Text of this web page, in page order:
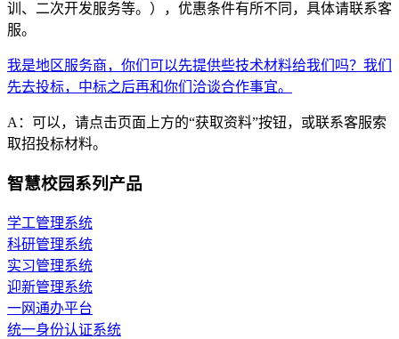
训、二次开发服务等。），优惠条件有所不同，具体请联系客
服。
我是地区服务商，你们可以先提供些技术材料给我们吗？我们
先去投标，中标之后再和你们洽谈合作事宜。
A：可以，请点击页面上方的“获取资料”按钮，或联系客服索
取招投标材料。
智慧校园系列产品
学工管理系统
科研管理系统
实习管理系统
迎新管理系统
一网通办平台
统一身份认证系统